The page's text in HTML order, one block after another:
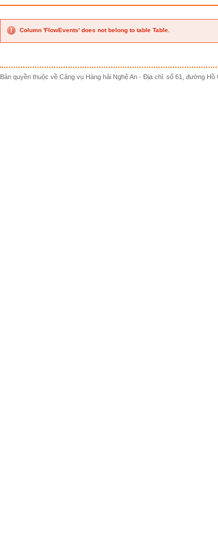
Column 'FlowEvents' does not belong to table Table.
Bản quyền thuộc về Cảng vụ Hàng hải Nghệ An - Địa chỉ: số 61, đường